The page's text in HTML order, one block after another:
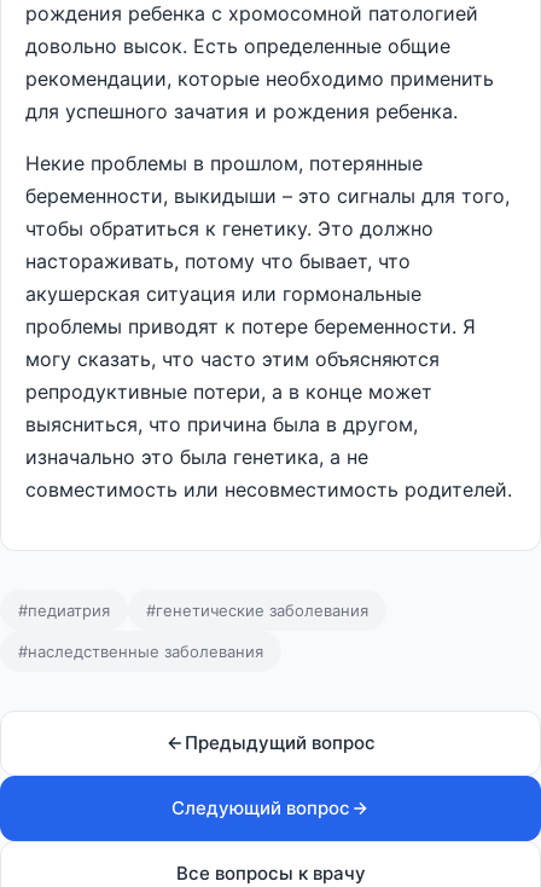
рождения ребенка с хромосомной патологией
довольно высок. Есть определенные общие
рекомендации, которые необходимо применить
для успешного зачатия и рождения ребенка.
Некие проблемы в прошлом, потерянные
беременности, выкидыши – это сигналы для того,
чтобы обратиться к генетику. Это должно
настораживать, потому что бывает, что
акушерская ситуация или гормональные
проблемы приводят к потере беременности. Я
могу сказать, что часто этим объясняются
репродуктивные потери, а в конце может
выясниться, что причина была в другом,
изначально это была генетика, а не
совместимость или несовместимость родителей.
#педиатрия #генетические заболевания
#наследственные заболевания
Предыдущий вопрос
Следующий вопрос
Все вопросы к врачу